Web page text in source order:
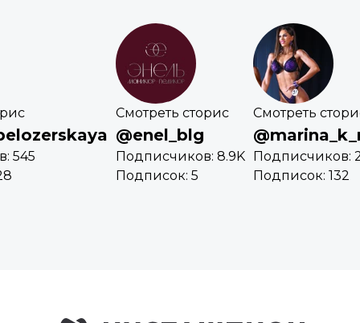
545
Смотреть сторис
@enel_blg
Подписчиков: 8.9K
Подписок: 5
Смотреть
Подписчиков:
Подписок: 132